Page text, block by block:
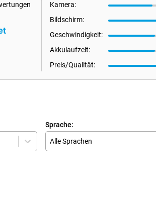
Kamera:
Bildschirm:
Geschwindigkeit:
Akkulaufzeit:
Preis/Qualität:
Sprache:
Alle Sprachen